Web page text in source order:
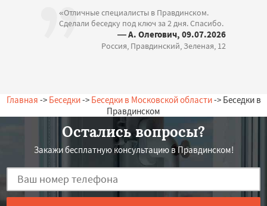
«Отличные специалисты в Правдинском.
Сделали беседку под ключ за 2 дня. Спасибо.
— А. Олегович, 09.07.2026
Россия, Правдинский, Зеленая, 12
Главная -> Беседки-> Беседки в Московской области-> Беседки в
Правдинском
Остались вопросы?
Закажи бесплатную консультацию в Правдинском!